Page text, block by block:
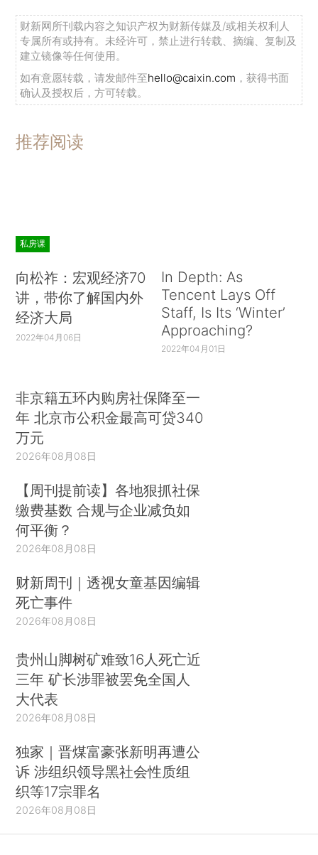
财新网所刊载内容之知识产权为财新传媒及/或相关权利人
专属所有或持有。未经许可，禁止进行转载、摘编、复制及
建立镜像等任何使用。
如有意愿转载，请发邮件至hello@caixin.com ，获得书面
确认及授权后，方可转载。
推荐阅读
私房课
向松祚：宏观经济70
讲，带你了解国内外
经济大局
2022年04月06日
In Depth: As
Tencent Lays Off
Staff, Is Its ‘Winter’
Approaching?
2022年04月01日
非京籍五环内购房社保降至一
年 北京市公积金最高可贷340
万元
2026年08月08日
【周刊提前读】各地狠抓社保
缴费基数 合规与企业减负如
何平衡？
2026年08月08日
财新周刊｜透视女童基因编辑
死亡事件
2026年08月08日
贵州山脚树矿难致16人死亡近
三年 矿长涉罪被罢免全国人
大代表
2026年08月08日
独家｜晋煤富豪张新明再遭公
诉 涉组织领导黑社会性质组
织等17宗罪名
2026年08月08日